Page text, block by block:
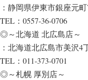
：静岡県伊東市銀座元
TEL：0557-36-0706
◎～北海道 北広島店～
：北海道北広島市美沢
TEL：011-373-0701
◎～札幌 厚別店～